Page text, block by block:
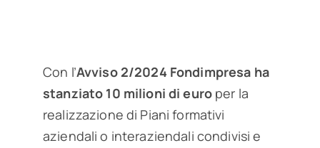
Con l’Avviso 2/2024 Fondimpresa ha
stanziato 10 milioni di euro per la
realizzazione di Piani formativi
aziendali o interaziendali condivisi e